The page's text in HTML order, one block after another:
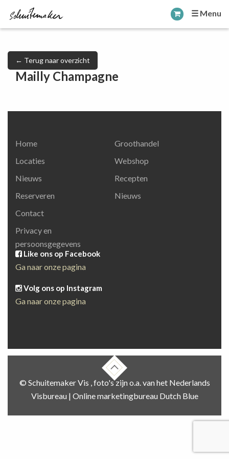
☰ Menu
← Terug naar overzicht
Mailly Champagne
Home
Locaties
Nieuws
Reserveren
Contact
Privacy en
persoonsgegevens
Groothandel
Webshop
Recepten
Nieuws
Like ons op Facebook
Ga naar onze pagina
Volg ons op Instagram
Ga naar onze pagina
© Schuitemaker Vis , foto's zijn o.a. van het Nederlands
Visbureau | Online marketingbureau Dutch Blue